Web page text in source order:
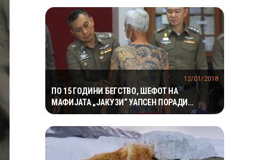
ПО 15 ГОДИНИ БЕГСТВО, ШЕФОТ НА
МАФИЈАТА „ЈАКУЗИ“ УАПСЕН ПОРАДИ
ФОТОГРАФИЈА НА „ФЕЈСБУК“
12/01/2018